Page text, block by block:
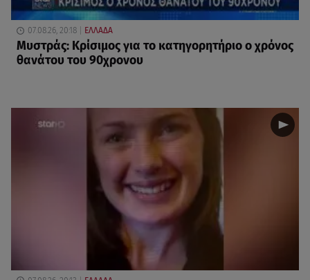
07.08.26, 20:18 ΕΛΛΑΔΑ
Μυστράς: Κρίσιμος για το κατηγορητήριο ο χρόνος
θανάτου του 90χρονου